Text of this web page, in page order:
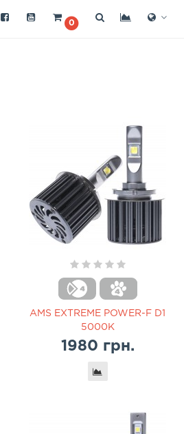
0
AMS EXTREME POWER-F D1
5000K
1980 грн.